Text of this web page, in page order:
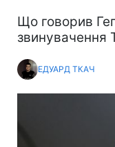
Що говорив
звинувачення
ЕДУАРД ТКАЧ